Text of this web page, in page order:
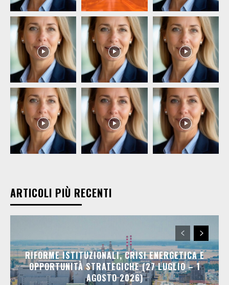
ARTICOLI PIÙ RECENTI
RIFORME ISTITUZIONALI, CRISI ENERGETICA E
OPPORTUNITÀ STRATEGICHE (27 LUGLIO – 1
AGOSTO 2026)